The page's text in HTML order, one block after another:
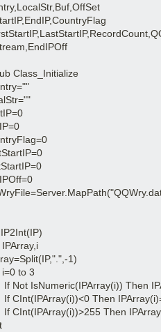
Class_Initialize
1)
to 3
Then
Then
Then